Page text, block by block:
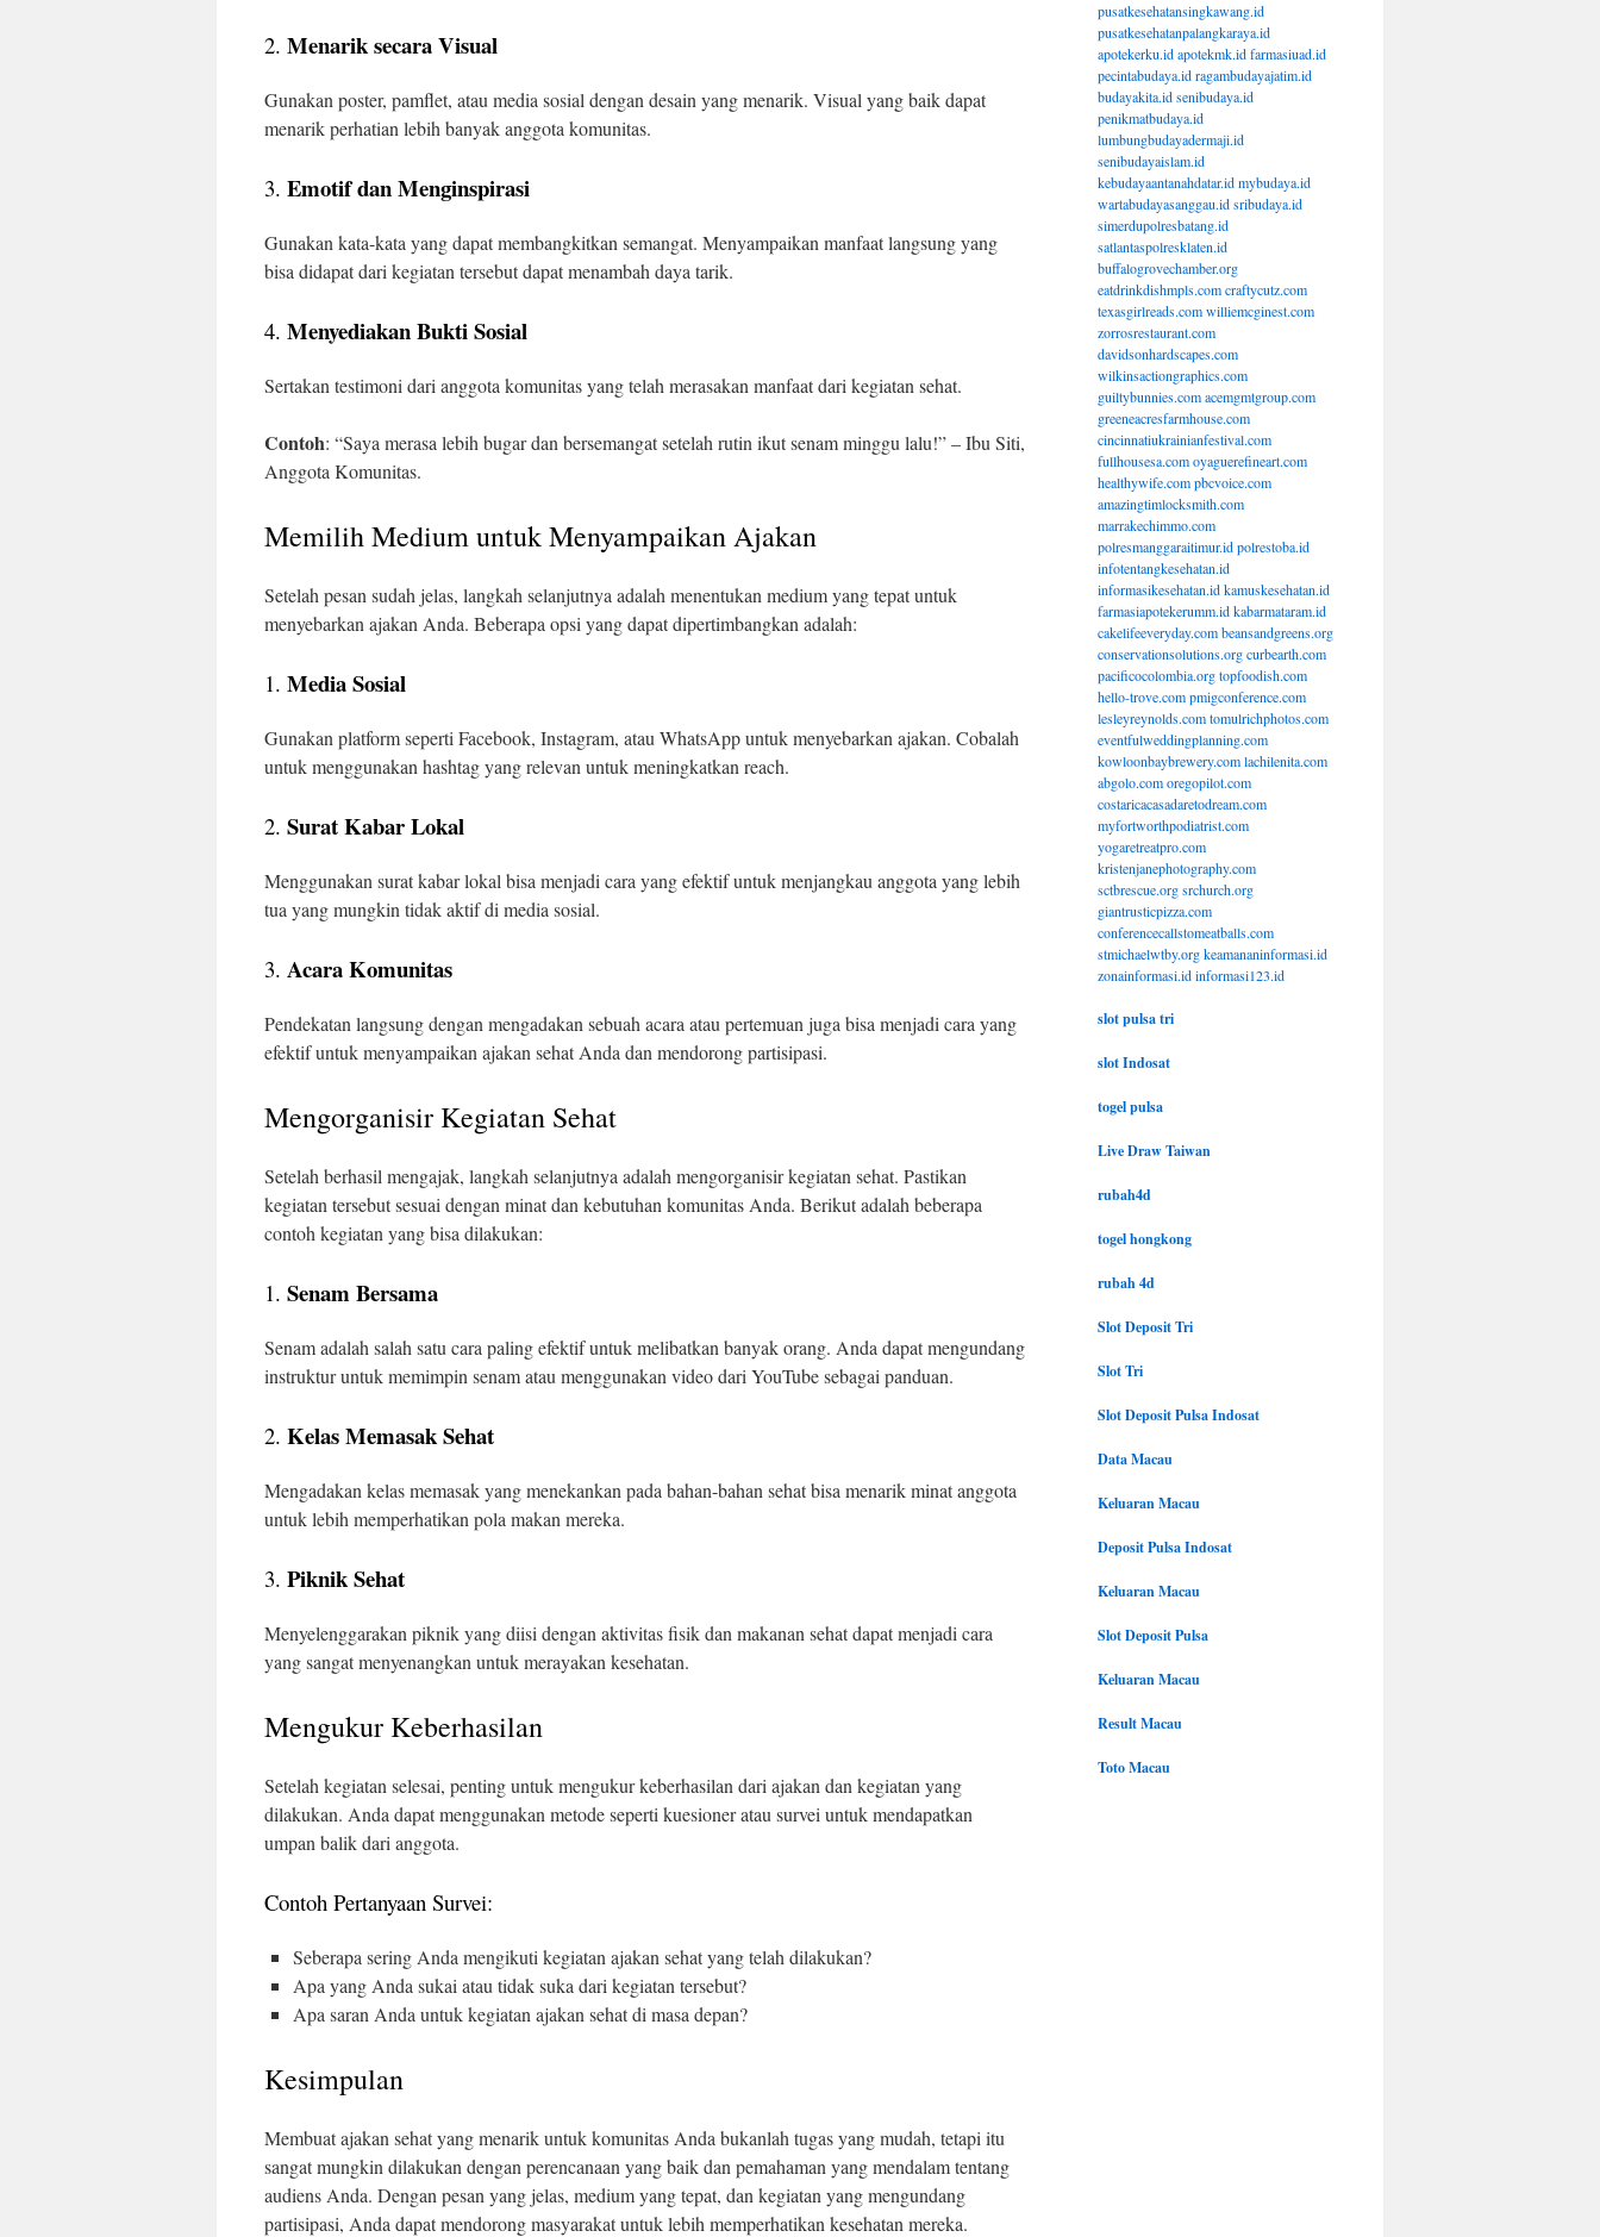
2. Menarik secara Visual
Gunakan poster, pamflet, atau media sosial dengan desain yang menarik. Visual yang baik dapat
menarik perhatian lebih banyak anggota komunitas.
3. Emotif dan Menginspirasi
Gunakan kata-kata yang dapat membangkitkan semangat. Menyampaikan manfaat langsung yang
bisa didapat dari kegiatan tersebut dapat menambah daya tarik.
4. Menyediakan Bukti Sosial
Sertakan testimoni dari anggota komunitas yang telah merasakan manfaat dari kegiatan sehat.
Contoh: “Saya merasa lebih bugar dan bersemangat setelah rutin ikut senam minggu lalu!” – Ibu Siti,
Anggota Komunitas.
Memilih Medium untuk Menyampaikan Ajakan
Setelah pesan sudah jelas, langkah selanjutnya adalah menentukan medium yang tepat untuk
menyebarkan ajakan Anda. Beberapa opsi yang dapat dipertimbangkan adalah:
1. Media Sosial
Gunakan platform seperti Facebook, Instagram, atau WhatsApp untuk menyebarkan ajakan. Cobalah
untuk menggunakan hashtag yang relevan untuk meningkatkan reach.
2. Surat Kabar Lokal
Menggunakan surat kabar lokal bisa menjadi cara yang efektif untuk menjangkau anggota yang lebih
tua yang mungkin tidak aktif di media sosial.
3. Acara Komunitas
Pendekatan langsung dengan mengadakan sebuah acara atau pertemuan juga bisa menjadi cara yang
efektif untuk menyampaikan ajakan sehat Anda dan mendorong partisipasi.
Mengorganisir Kegiatan Sehat
Setelah berhasil mengajak, langkah selanjutnya adalah mengorganisir kegiatan sehat. Pastikan
kegiatan tersebut sesuai dengan minat dan kebutuhan komunitas Anda. Berikut adalah beberapa
contoh kegiatan yang bisa dilakukan:
1. Senam Bersama
Senam adalah salah satu cara paling efektif untuk melibatkan banyak orang. Anda dapat mengundang
instruktur untuk memimpin senam atau menggunakan video dari YouTube sebagai panduan.
2. Kelas Memasak Sehat
Mengadakan kelas memasak yang menekankan pada bahan-bahan sehat bisa menarik minat anggota
untuk lebih memperhatikan pola makan mereka.
3. Piknik Sehat
Menyelenggarakan piknik yang diisi dengan aktivitas fisik dan makanan sehat dapat menjadi cara
yang sangat menyenangkan untuk merayakan kesehatan.
Mengukur Keberhasilan
Setelah kegiatan selesai, penting untuk mengukur keberhasilan dari ajakan dan kegiatan yang
dilakukan. Anda dapat menggunakan metode seperti kuesioner atau survei untuk mendapatkan
umpan balik dari anggota.
Contoh Pertanyaan Survei:
Seberapa sering Anda mengikuti kegiatan ajakan sehat yang telah dilakukan?
Apa yang Anda sukai atau tidak suka dari kegiatan tersebut?
Apa saran Anda untuk kegiatan ajakan sehat di masa depan?
Kesimpulan
Membuat ajakan sehat yang menarik untuk komunitas Anda bukanlah tugas yang mudah, tetapi itu
sangat mungkin dilakukan dengan perencanaan yang baik dan pemahaman yang mendalam tentang
audiens Anda. Dengan pesan yang jelas, medium yang tepat, dan kegiatan yang mengundang
partisipasi, Anda dapat mendorong masyarakat untuk lebih memperhatikan kesehatan mereka.
pusatkesehatansingkawang.id
pusatkesehatanpalangkaraya.id
apotekerku.idapotekmk.idfarmasiuad.id
pecintabudaya.idragambudayajatim.id
budayakita.idsenibudaya.id
penikmatbudaya.id
lumbungbudayadermaji.id
senibudayaislam.id
kebudayaantanahdatar.idmybudaya.id
wartabudayasanggau.idsribudaya.id
simerdupolresbatang.id
satlantaspolresklaten.id
buffalogrovechamber.org
eatdrinkdishmpls.comcraftycutz.com
texasgirlreads.comwilliemcginest.com
zorrosrestaurant.com
davidsonhardscapes.com
wilkinsactiongraphics.com
guiltybunnies.comacemgmtgroup.com
greeneacresfarmhouse.com
cincinnatiukrainianfestival.com
fullhousesa.comoyaguerefineart.com
healthywife.compbcvoice.com
amazingtimlocksmith.com
marrakechimmo.com
polresmanggaraitimur.idpolrestoba.id
infotentangkesehatan.id
informasikesehatan.idkamuskesehatan.id
farmasiapotekerumm.idkabarmataram.id
cakelifeeveryday.combeansandgreens.org
conservationsolutions.orgcurbearth.com
pacificocolombia.orgtopfoodish.com
hello-trove.compmigconference.com
lesleyreynolds.comtomulrichphotos.com
eventfulweddingplanning.com
kowloonbaybrewery.comlachilenita.com
abgolo.comoregopilot.com
costaricacasadaretodream.com
myfortworthpodiatrist.com
yogaretreatpro.com
kristenjanephotography.com
sctbrescue.orgsrchurch.org
giantrusticpizza.com
conferencecallstomeatballs.com
stmichaelwtby.orgkeamananinformasi.id
zonainformasi.idinformasi123.id
slot pulsa tri
slot Indosat
togel pulsa
Live Draw Taiwan
rubah4d
togel hongkong
rubah 4d
Slot Deposit Tri
Slot Tri
Slot Deposit Pulsa Indosat
Data Macau
Keluaran Macau
Deposit Pulsa Indosat
Keluaran Macau
Slot Deposit Pulsa
Keluaran Macau
Result Macau
Toto Macau